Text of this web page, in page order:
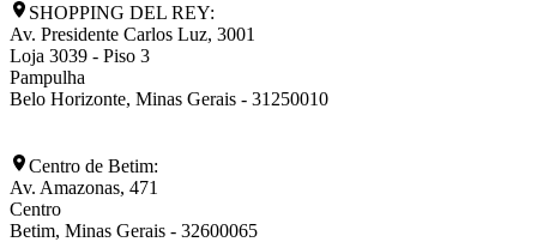
SHOPPING DEL REY:
Av. Presidente Carlos Luz, 3001
Loja 3039 - Piso 3
Pampulha
Belo Horizonte, Minas Gerais - 31250010
Centro de Betim:
Av. Amazonas, 471
Centro
Betim, Minas Gerais - 32600065